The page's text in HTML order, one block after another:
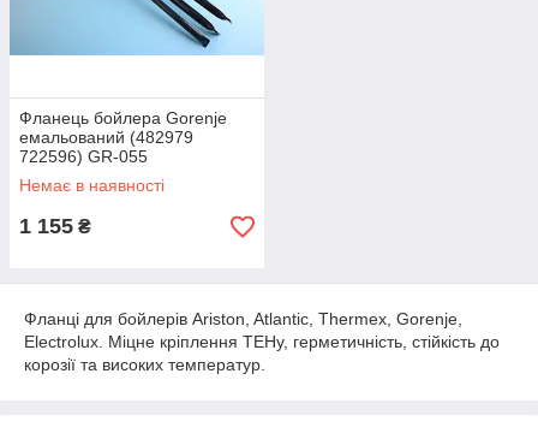
Фланець бойлера Gorenje
емальований (482979
722596) GR-055
Немає в наявності
1 155 ₴
Фланці для бойлерів Ariston, Atlantic, Thermex, Gorenje,
Electrolux. Міцне кріплення ТЕНу, герметичність, стійкість до
корозії та високих температур.